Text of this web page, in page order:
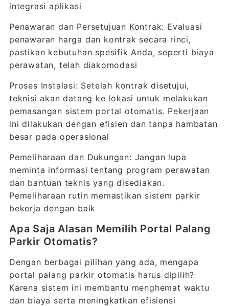
integrasi aplikasi
Penawaran dan Persetujuan Kontrak: Evaluasi
penawaran harga dan kontrak secara rinci,
pastikan kebutuhan spesifik Anda, seperti biaya
perawatan, telah diakomodasi
Proses Instalasi: Setelah kontrak disetujui,
teknisi akan datang ke lokasi untuk melakukan
pemasangan sistem portal otomatis. Pekerjaan
ini dilakukan dengan efisien dan tanpa hambatan
besar pada operasional
Pemeliharaan dan Dukungan: Jangan lupa
meminta informasi tentang program perawatan
dan bantuan teknis yang disediakan.
Pemeliharaan rutin memastikan sistem parkir
bekerja dengan baik
Apa Saja Alasan Memilih Portal Palang
Parkir Otomatis?
Dengan berbagai pilihan yang ada, mengapa
portal palang parkir otomatis harus dipilih?
Karena sistem ini membantu menghemat waktu
dan biaya serta meningkatkan efisiensi